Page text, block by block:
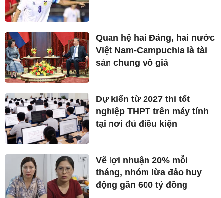
Quan hệ hai Đảng, hai nước
Việt Nam-Campuchia là tài
sản chung vô giá ​
Dự kiến từ 2027 thi tốt
nghiệp THPT trên máy tính
tại nơi đủ điều kiện
Vẽ lợi nhuận 20% mỗi
tháng, nhóm lừa đảo huy
động gần 600 tỷ đồng